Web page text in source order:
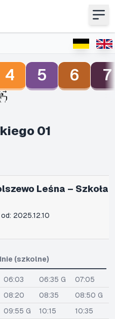
4 5 6 7
01
Leśna – Szkoła
2025.12.10
(szkolne)
06:03 06:35 G
07:05
08:20 08:35
08:50 G
09:55 G 10:15
10:35